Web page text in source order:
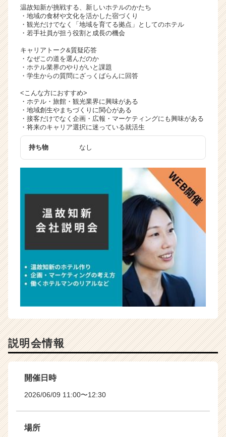
温故知新が挑戦する、新しいホテルのかたち
・地域の食材や文化を活かした宿づくり
・観光だけでなく「地域を育てる拠点」としてのホテル
・若手社員が担う役割と成長の機会
キャリアトーク&質疑応答
・なぜこの道を選んだのか
・ホテル業界のやりがいと課題
・学生からの質問にざっくばらんに回答
<こんな方におすすめ>
・ホテル・旅館・観光業界に興味がある
・地域創生やまちづくりに関心がある
・接客だけでなく企画・広報・マーケティングにも興味がある
・将来のキャリア選択に迷っている就活生
持ち物 なし
説明会情報
開催日時
2026/06/09 11:00〜12:30
場所